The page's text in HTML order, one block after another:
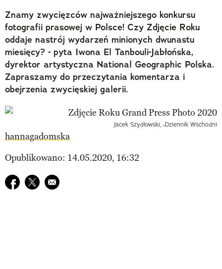
Znamy zwycięzców najważniejszego konkursu
fotografii prasowej w Polsce! Czy Zdjęcie Roku
oddaje nastrój wydarzeń minionych dwunastu
miesięcy? - pyta Iwona El Tanbouli-Jabłońska,
dyrektor artystyczna National Geographic Polska.
Zapraszamy do przeczytania komentarza i
obejrzenia zwycięskiej galerii.
Jacek Szydłowski, „Dziennik Wschodni
hannagadomska
Opublikowano: 14.05.2020, 16:32
Udostępnij na facebook
Udostępnij na twitter
E-mail do przyjaciela